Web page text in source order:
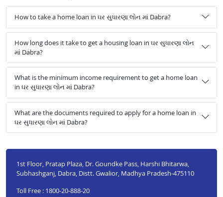
How to take a home loan in ઘર સુધારણા લોન માં Dabra?
How long does it take to get a housing loan in ઘર સુધારણા લોન
માં Dabra?
What is the minimum income requirement to get a home loan
in ઘર સુધારણા લોન માં Dabra?
What are the documents required to apply for a home loan in
ઘર સુધારણા લોન માં Dabra?
1st Floor, Pratap Plaza, Dr. Goundke Pass, Harshi Bhitarwa,
Subhashganj, Dabra, Distt. Gwalior, Madhya Pradesh-475110
Toll Free : 1800-20-888-20